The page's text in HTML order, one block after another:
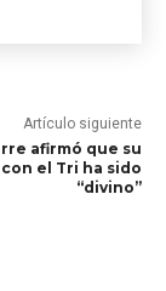
Artículo siguiente
afirmó que su
el Tri ha sido
“divino”